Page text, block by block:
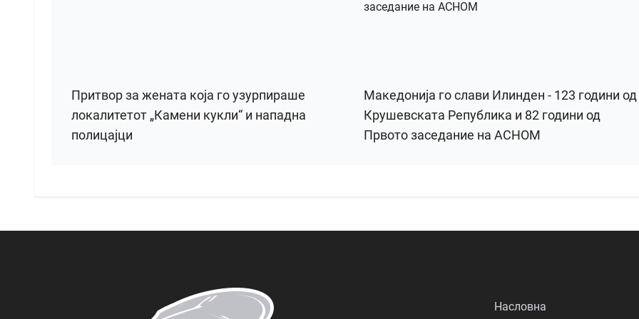
Притвор за жената која го узурпираше
локалитетот „Камени кукли“ и нападна
полицајци
Македонија го слави Илинден - 123 години од
Крушевската Република и 82 години од
Првото заседание на АСНОМ
Насловна